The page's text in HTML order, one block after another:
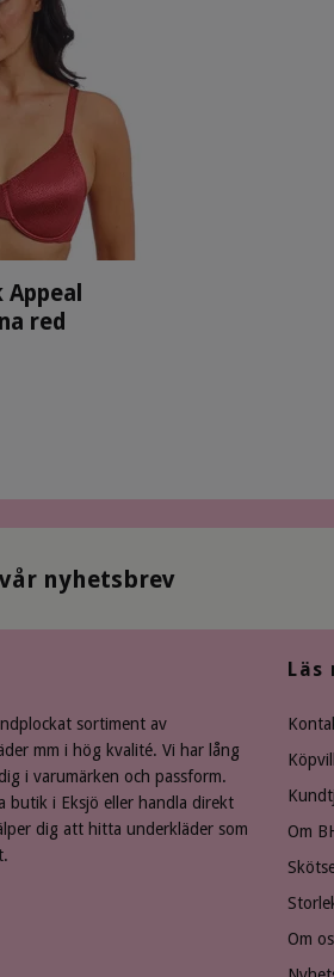
red
nyhetsbrev
sortiment av
mm i hög kvalité. Vi har lång
i varumärken och passform.
butik i Eksjö eller handla direkt
dig att hitta underkläder som
Läs
Om
Om